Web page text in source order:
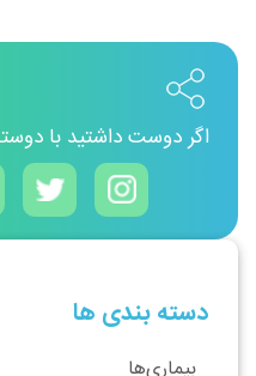
اگر دوست داشتید با
دسته بندی ها
بیماری‌ها